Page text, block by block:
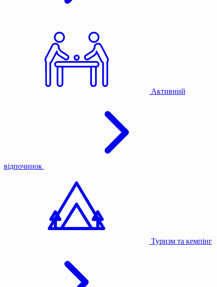
Активний
відпочинок
Туризм та кемпінг